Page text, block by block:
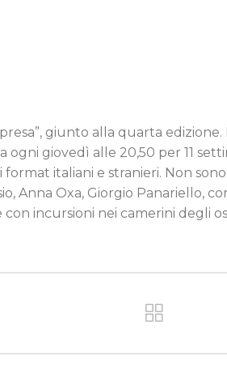
giunto alla quarta
ogni giovedì alle 20,50 per 11
italiani e stranieri. Non
Anna Oxa, Giorgio Panariello,
incursioni nei camerini degli